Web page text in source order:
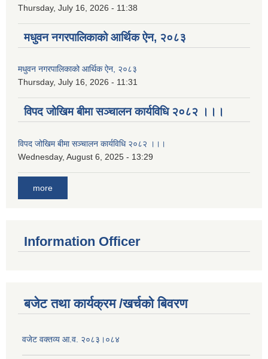
Thursday, July 16, 2026 - 11:38
मधुवन नगरपालिकाको आर्थिक ऐन, २०८३
मधुवन नगरपालिकाको आर्थिक ऐन, २०८३
Thursday, July 16, 2026 - 11:31
विपद जोखिम बीमा सञ्चालन कार्यविधि २०८२ ।।।
विपद जोखिम बीमा सञ्चालन कार्यविधि २०८२ ।।।
Wednesday, August 6, 2025 - 13:29
more
Information Officer
बजेट तथा कार्यक्रम /खर्चको बिवरण
वजेट वक्तव्य आ.व. २०८३।०८४